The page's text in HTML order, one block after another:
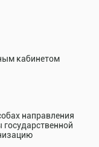
кабинетом
направления